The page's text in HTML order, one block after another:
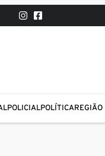
POLICIALPOLÍTICAREGIÃO